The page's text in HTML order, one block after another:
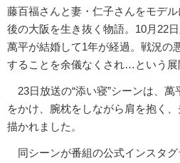
藤百福さんと妻・仁子さんをモデ
後の大阪を生き抜く物語。10月22
萬平が結婚して1年が経過。戦況の
することを余儀なくされ…という展
23日放送の“添い寝”シーンは、
をかけ、腕枕をしながら肩を抱く
描かれました。
同シーンが番組の公式インスタグ